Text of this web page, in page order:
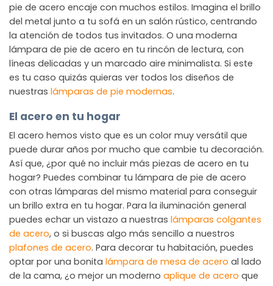
pie de acero encaje con muchos estilos. Imagina el brillo
del metal junto a tu sofá en un salón rústico, centrando
la atención de todos tus invitados. O una moderna
lámpara de pie de acero en tu rincón de lectura, con
líneas delicadas y un marcado aire minimalista. Si este
es tu caso quizás quieras ver todos los diseños de
nuestras lámparas de pie modernas.
El acero en tu hogar
El acero hemos visto que es un color muy versátil que
puede durar años por mucho que cambie tu decoración.
Así que, ¿por qué no incluir más piezas de acero en tu
hogar? Puedes combinar tu lámpara de pie de acero
con otras lámparas del mismo material para conseguir
un brillo extra en tu hogar. Para la iluminación general
puedes echar un vistazo a nuestras lámparas colgantes
de acero, o si buscas algo más sencillo a nuestros
plafones de acero. Para decorar tu habitación, puedes
optar por una bonita lámpara de mesa de acero al lado
de la cama, ¿o mejor un moderno aplique de acero que